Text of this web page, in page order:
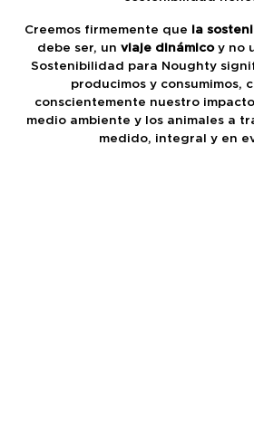
Creemos firmemente que la
debe ser, un viaje dinámicoy no
Sostenibilidad para Noughty
producimos y consumimos,
conscientemente nuestro
medio ambiente y los animales a
medido, integral y en